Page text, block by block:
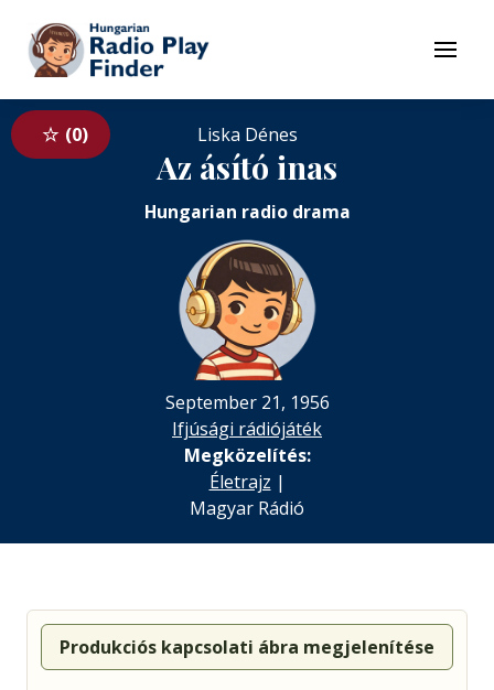
To contents
Menu
0 Liska Dénes
Az ásító inas
Hungarian radio drama
September 21, 1956
Ifjúsági rádiójáték
Megközelítés:
Életrajz |
Magyar Rádió
Produkciós kapcsolati ábra megjelenítése